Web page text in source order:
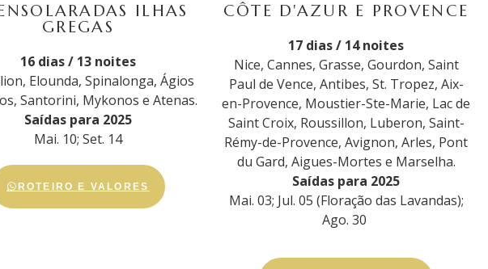
ILHAS
GREGAS
16 dias / 13 noites
Elounda, Spinalonga, Ágios
Santorini, Mykonos e Atenas.
Saídas para 2025
Mai. 10; Set. 14
ROTEIRO E VALORES
CÔTE D'AZUR E PROVENCE
17 dias / 14 noites
Nice, Cannes, Grasse, Gourdon, Saint
Paul de Vence, Antibes, St. Tropez, Aix-
en-Provence, Moustier-Ste-Marie, Lac de
Saint Croix, Roussillon, Luberon, Saint-
Rémy-de-Provence, Avignon, Arles, Pont
du Gard, Aigues-Mortes e Marselha.
Saídas para 2025
Mai. 03; Jul. 05 (Floração das Lavandas);
Ago. 30